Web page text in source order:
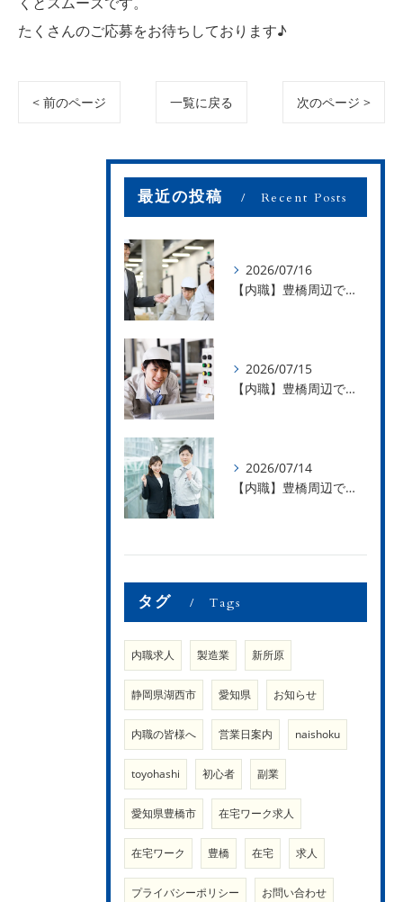
たくさんのご応募をお待ちしております♪
< 前のページ 一覧に戻る 次のページ >
最近の投稿 Recent Posts
2026/07/16
【内職】豊橋周辺で内職のお仕事を探している方募集中！【お仕事の内容】
2026/07/15
【内職】豊橋周辺で内職のお仕事を探している方募集中！【急な学級閉鎖も安心】
2026/07/14
【内職】豊橋周辺で内職のお仕事を探している方募集中！【内職さまのお声②】
タグ Tags
内職求人 製造業 新所原
静岡県湖西市 愛知県 お知らせ
内職の皆様へ 営業日案内 naishoku
toyohashi 初心者 副業
愛知県豊橋市 在宅ワーク求人
在宅ワーク 豊橋 在宅 求人
プライバシーポリシー お問い合わせ